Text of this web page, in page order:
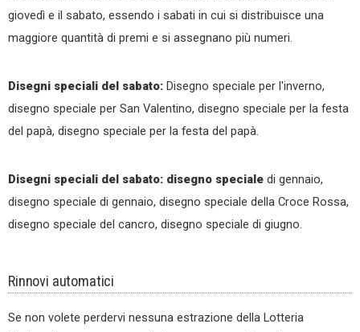
giovedì e il sabato, essendo i sabati in cui si distribuisce una
maggiore quantità di premi e si assegnano più numeri.
Disegni speciali del sabato: Disegno speciale per l'inverno,
disegno speciale per San Valentino, disegno speciale per la festa
del papà, disegno speciale per la festa del papà.
Disegni speciali del sabato: disegno speciale di gennaio,
disegno speciale di gennaio, disegno speciale della Croce Rossa,
disegno speciale del cancro, disegno speciale di giugno.
Rinnovi automatici
Se non volete perdervi nessuna estrazione della Lotteria